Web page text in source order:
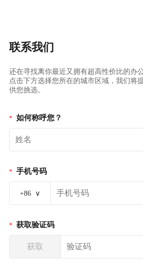
联系我们
还在寻找离你最近又拥有超高性价比的办
点击下方选择您所在的城市区域，我们将
供您挑选。
* 如何称呼您？
* 手机号码
+86 ∨
* 获取验证码
获取